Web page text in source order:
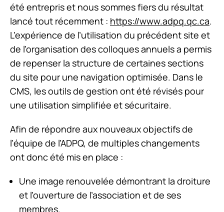
été entrepris et nous sommes fiers du résultat
lancé tout récemment : https://www.adpq.qc.ca.
L’expérience de l’utilisation du précédent site et
de l’organisation des colloques annuels a permis
de repenser la structure de certaines sections
du site pour une navigation optimisée. Dans le
CMS, les outils de gestion ont été révisés pour
une utilisation simplifiée et sécuritaire.
Afin de répondre aux nouveaux objectifs de
l’équipe de l’ADPQ, de multiples changements
ont donc été mis en place :
Une image renouvelée démontrant la droiture
et l’ouverture de l’association et de ses
membres.